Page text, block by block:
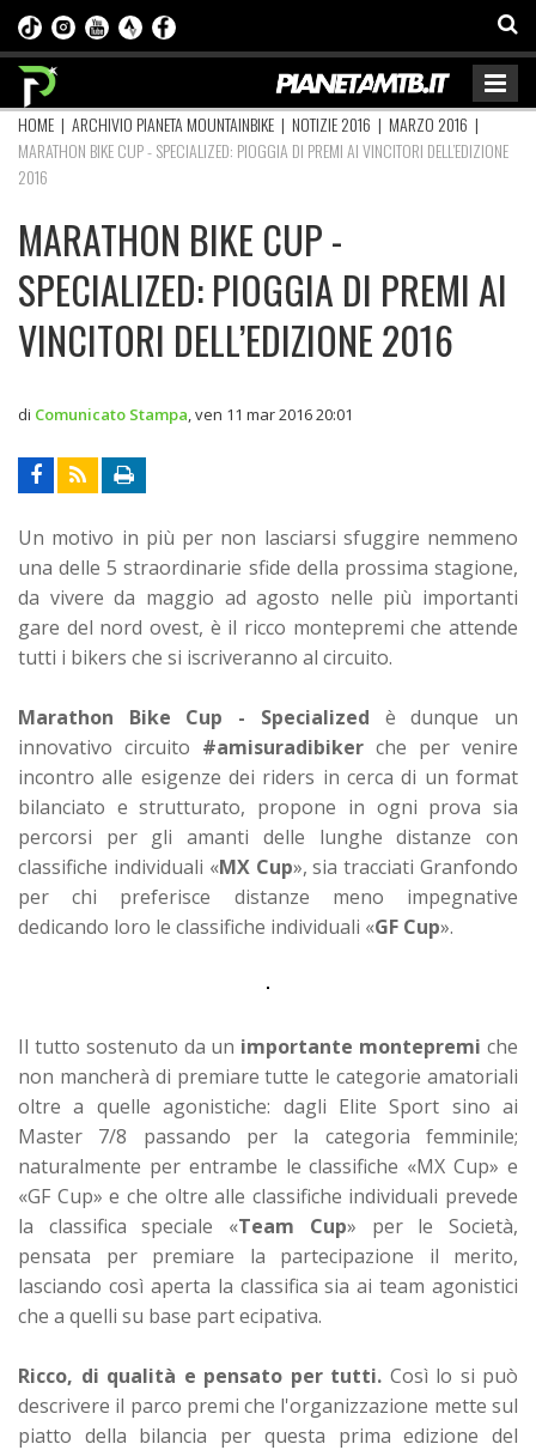
HOME | ARCHIVIO PIANETA MOUNTAINBIKE | NOTIZIE 2016 | MARZO 2016 |
MARATHON BIKE CUP - SPECIALIZED: PIOGGIA DI PREMI AI VINCITORI DELL’EDIZIONE
2016
MARATHON BIKE CUP -
SPECIALIZED: PIOGGIA DI PREMI AI
VINCITORI DELL’EDIZIONE 2016
di Comunicato Stampa ven 11 mar 2016 20:01
Un motivo in più per non lasciarsi sfuggire nemmeno
una delle 5 straordinarie sfide della prossima stagione,
da vivere da maggio ad agosto nelle più importanti
gare del nord ovest, è il ricco montepremi che attende
tutti i bikers che si iscriveranno al circuito.
Marathon Bike Cup - Specialized è dunque un
innovativo circuito #amisuradibiker che per venire
incontro alle esigenze dei riders in cerca di un format
bilanciato e strutturato, propone in ogni prova sia
percorsi per gli amanti delle lunghe distanze con
classifiche individuali «MX Cup», sia tracciati Granfondo
per chi preferisce distanze meno impegnative
dedicando loro le classifiche individuali «GF Cup».
Il tutto sostenuto da un importante montepremi che
non mancherà di premiare tutte le categorie amatoriali
oltre a quelle agonistiche: dagli Elite Sport sino ai
Master 7/8 passando per la categoria femminile;
naturalmente per entrambe le classifiche «MX Cup» e
«GF Cup» e che oltre alle classifiche individuali prevede
la classifica speciale «Team Cup» per le Società,
pensata per premiare la partecipazione il merito,
lasciando così aperta la classifica sia ai team agonistici
che a quelli su base part ecipativa.
Ricco, di qualità e pensato per tutti. Così lo si può
descrivere il parco premi che l'organizzazione mette sul
piatto della bilancia per questa prima edizione del